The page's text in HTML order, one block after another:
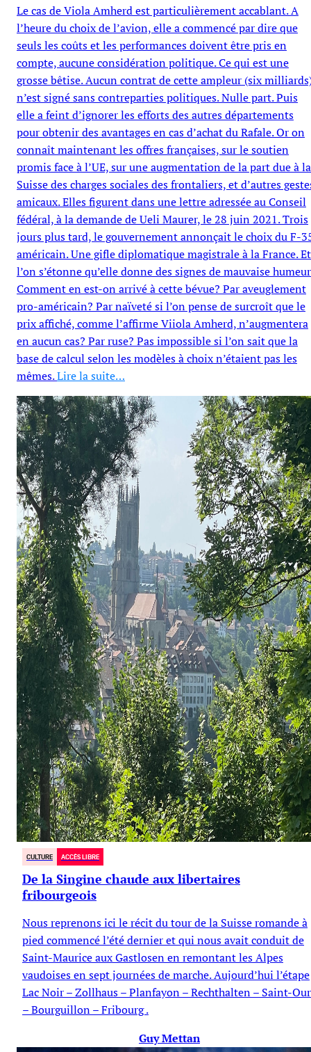
Le cas de Viola Amherd est particulièrement accablant. A
l’heure du choix de l’avion, elle a commencé par dire que
seuls les coûts et les performances doivent être pris en
compte, aucune considération politique. Ce qui est une
grosse bêtise. Aucun contrat de cette ampleur (six
n’est signé sans contreparties politiques. Nulle part. Puis
elle a feint d’ignorer les efforts des autres départements
pour obtenir des avantages en cas d’achat du Rafale. Or on
connaît maintenant les offres françaises, sur le soutien
promis face à l’UE, sur une augmentation de la part due à la
Suisse des charges sociales des frontaliers, et d’autres
amicaux. Elles figurent dans une lettre adressée au Conseil
fédéral, à la demande de Ueli Maurer, le 28 juin 2021. Trois
jours plus tard, le gouvernement annonçait le choix du F-
américain. Une gifle diplomatique magistrale à la France. Et
l’on s’étonne qu’elle donne des signes de mauvaise
Comment en est-on arrivé à cette bévue? Par aveuglement
pro-américain? Par naïveté si l’on pense de surcroît que le
prix affiché, comme l’affirme Viiola Amherd, n’augmentera
en aucun cas? Par ruse? Pas impossible si l’on sait que la
base de calcul selon les modèles à choix n’étaient pas les
mêmes.Lire la suite…
CULTURE ACCÈS LIBRE
De la Singine chaude aux libertaires
fribourgeois
Nous reprenons ici le récit du tour de la Suisse romande à
pied commencé l’été dernier et qui nous avait conduit de
Saint-Maurice aux Gastlosen en remontant les Alpes
vaudoises en sept journées de marche. Aujourd’hui l’étape
Lac Noir – Zollhaus – Planfayon – Rechthalten – Saint-
– Bourguillon – Fribourg .
Guy Mettan